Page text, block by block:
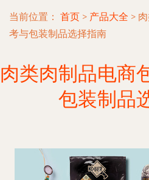
当前位置： 首页 > 产品大全 >
考与包装制品选择指南
肉类肉制品电商
包装制品